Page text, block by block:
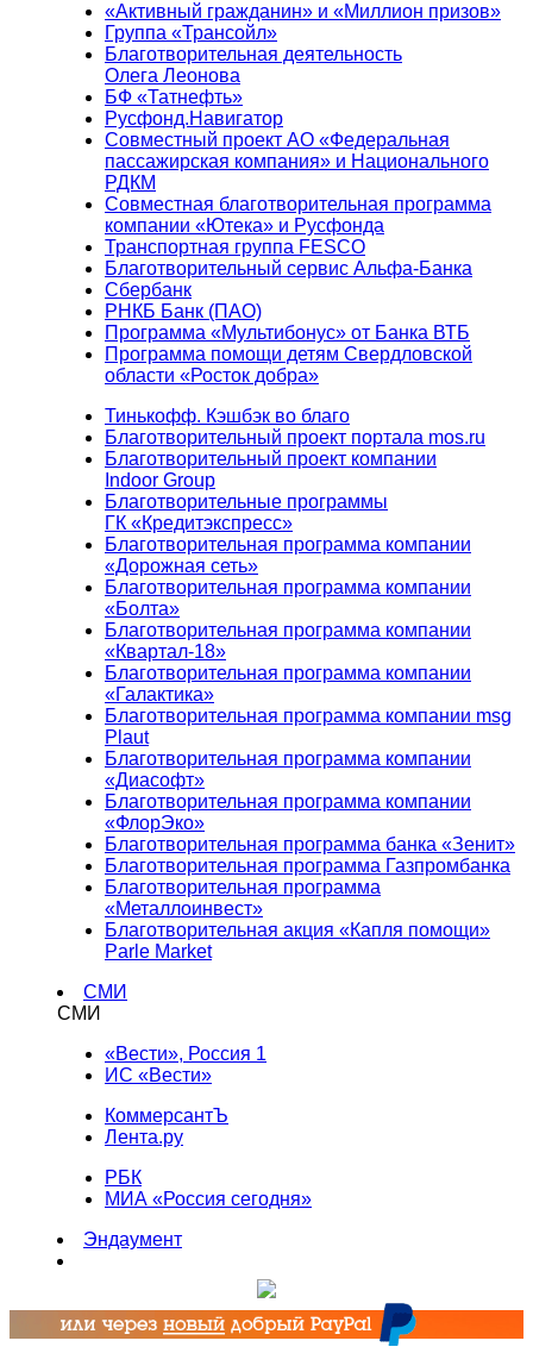
«Активный гражданин» и «Миллион призов»
Группа «Трансойл»
Благотворительная деятельность
Олега Леонова
БФ «Татнефть»
Русфонд.Навигатор
Совместный проект АО «Федеральная
пассажирская компания» и Национального
РДКМ
Совместная благотворительная программа
компании «Ютека» и Русфонда
Транспортная группа FESCO
Благотворительный сервис Альфа-Банка
Сбербанк
РНКБ Банк (ПАО)
Программа «Мультибонус» от Банка ВТБ
Программа помощи детям Свердловской
области «Росток добра»
Тинькофф. Кэшбэк во благо
Благотворительный проект портала mos.ru
Благотворительный проект компании
Indoor Group
Благотворительные программы
ГК «Кредитэкспресс»
Благотворительная программа компании
«Дорожная сеть»
Благотворительная программа компании
«Болта»
Благотворительная программа компании
«Квартал-18»
Благотворительная программа компании
«Галактика»
Благотворительная программа компании msg
Plaut
Благотворительная программа компании
«Диасофт»
Благотворительная программа компании
«ФлорЭко»
Благотворительная программа банка «Зенит»
Благотворительная программа Газпромбанка
Благотворительная программа
«Металлоинвест»
Благотворительная акция «Капля помощи»
Parle Market
СМИ
СМИ
«Вести», Россия 1
ИС «Вести»
КоммерсантЪ
Лента.ру
РБК
МИА «Россия сегодня»
Эндаумент